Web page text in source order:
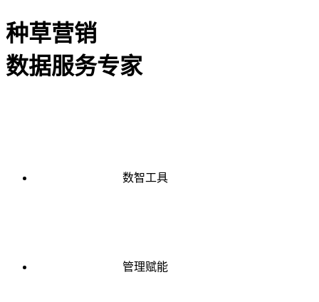
种草营销
数据服务专家
数智工具
管理赋能